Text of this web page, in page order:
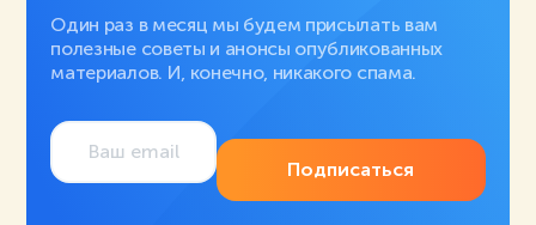
Один раз в месяц мы будем присылать вам
полезные советы и анонсы опубликованных
материалов. И, конечно, никакого спама.
Подписаться